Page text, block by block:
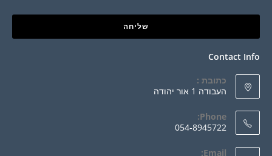
שליחה
Contact Info
כתובת :
העבודה 1 אור יהודה
Phone:
054-8945722
Email: